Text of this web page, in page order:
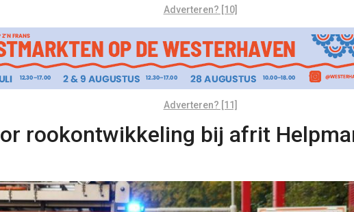
Adverteren? [10]
Adverteren? [11]
rookontwikkeling bij afrit